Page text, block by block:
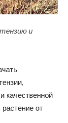
и
качественной
от